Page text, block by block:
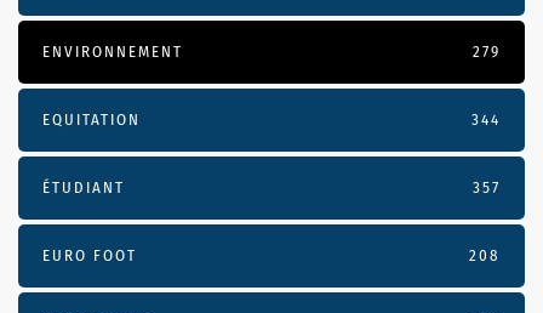
ENVIRONNEMENT 279
EQUITATION 344
ÉTUDIANT 357
EURO FOOT 208